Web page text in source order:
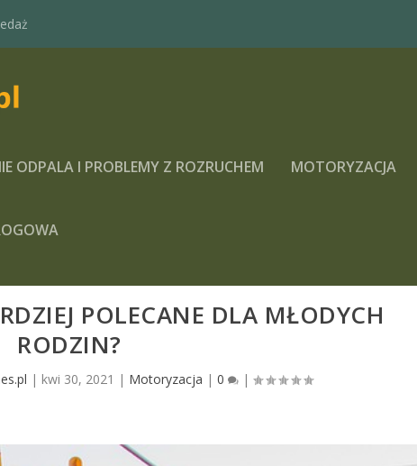
ODPALA I PROBLEMY Z ROZRUCHEM MOTORYZACJA
POLECANE DLA MŁODYCH
RODZIN?
| kwi 30, 2021 | Motoryzacja |0 |